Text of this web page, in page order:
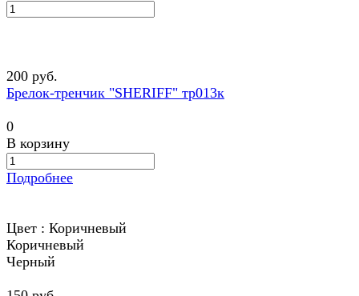
200 руб.
Брелок-тренчик "SHERIFF" тр013к
0
В корзину
Подробнее
Цвет : Коричневый
Коричневый
Черный